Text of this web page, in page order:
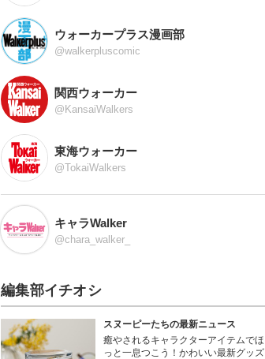
ウォーカープラス漫画部
@walkerpluscomic
関西ウォーカー
@KansaiWalkers
東海ウォーカー
@TokaiWalkers
キャラWalker
@chara_walker_
編集部イチオシ
スヌーピーたちの最新ニュース
癒やされるキャラクターアイテムでほ
っと一息つこう！かわいい最新グッズ